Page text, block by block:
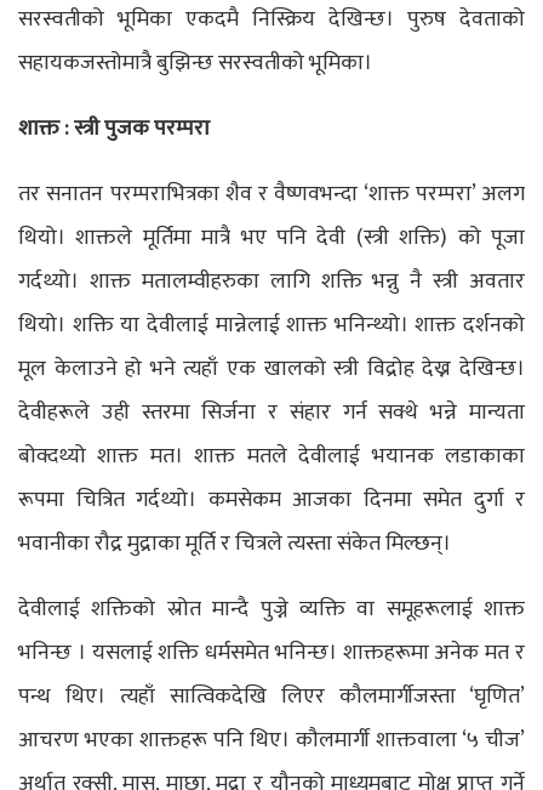
सरस्वतीको भूमिका एकदमै निस्क्रिय देखिन्छ। पुरुष देवताको
सहायकजस्तोमात्रै बुझिन्छ सरस्वतीको भूमिका।
शाक्त : स्त्री पुजक परम्परा
तर सनातन परम्पराभित्रका शैव र वैष्णवभन्दा ‘शाक्त परम्परा’ अलग
थियो। शाक्तले मूर्तिमा मात्रै भए पनि देवी (स्त्री शक्ति) को पूजा
गर्दथ्यो। शाक्त मतालम्वीहरुका लागि शक्ति भन्नु नै स्त्री अवतार
थियो। शक्ति या देवीलाई मान्नेलाई शाक्त भनिन्थ्यो। शाक्त दर्शनको
मूल केलाउने हो भने त्यहाँ एक खालको स्त्री विद्रोह देख्न देखिन्छ।
देवीहरूले उही स्तरमा सिर्जना र संहार गर्न सक्थे भन्ने मान्यता
बोक्दथ्यो शाक्त मत। शाक्त मतले देवीलाई भयानक लडाकाका
रूपमा चित्रित गर्दथ्यो। कमसेकम आजका दिनमा समेत दुर्गा र
भवानीका रौद्र मुद्राका मूर्ति र चित्रले त्यस्ता संकेत मिल्छन्।
देवीलाई शक्तिको स्रोत मान्दै पुज्ने व्यक्ति वा समूहरूलाई शाक्त
भनिन्छ । यसलाई शक्ति धर्मसमेत भनिन्छ। शाक्तहरूमा अनेक मत र
पन्थ थिए। त्यहाँ सात्विकदेखि लिएर कौलमार्गीजस्ता ‘घृणित’
आचरण भएका शाक्तहरू पनि थिए। कौलमार्गी शाक्तवाला ‘५ चीज’